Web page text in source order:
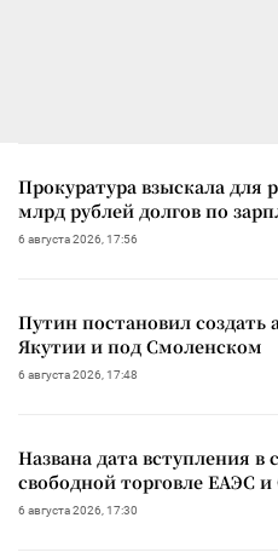
Прокуратура взыскала для
млрд рублей долгов по
6 августа 2026, 17:56
Путин постановил создать
Якутии и под Смоленском
6 августа 2026, 17:48
Названа дата вступления в
свободной торговле ЕАЭС
6 августа 2026, 17:30